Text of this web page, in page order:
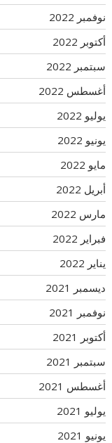
نوفمبر 2022
أكتوبر 2022
سبتمبر 2022
أغسطس 2022
يوليو 2022
يونيو 2022
مايو 2022
أبريل 2022
مارس 2022
فبراير 2022
يناير 2022
ديسمبر 2021
نوفمبر 2021
أكتوبر 2021
سبتمبر 2021
أغسطس 2021
يوليو 2021
يونيو 2021